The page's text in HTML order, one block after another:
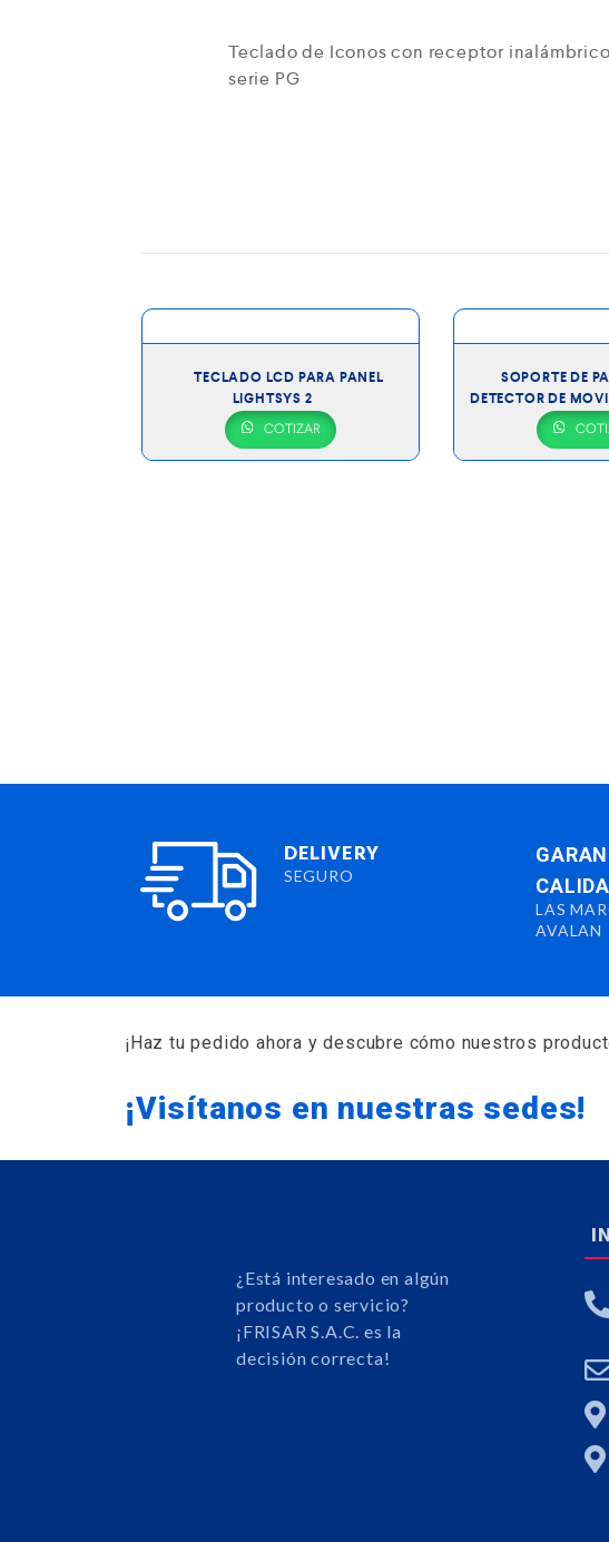
Teclado de Iconos con receptor inalámbrico
serie PG
TECLADO LCD PARA PANEL
LIGHTSYS 2
COTIZAR
SOPORTE DE
DETECTOR DE
DELIVERY
SEGURO
LAS
AVALAN
¡Haz tu pedido ahora y descubre cómo nuestros
¡Visítanos en nuestras sedes!
¿Está interesado en algún
producto o servicio?
¡FRISAR S.A.C. es la
decisión correcta!